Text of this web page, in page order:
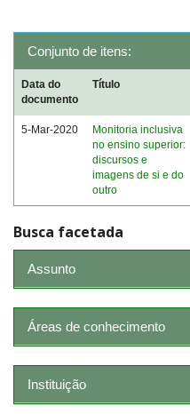
Conjunto de itens:
Data do
documento
Título
5-Mar-2020
Monitoria inclusiva
no ensino superior:
discursos e
imagens de si e do
outro
Busca facetada
Assunto
Áreas de conhecimento
Instituição